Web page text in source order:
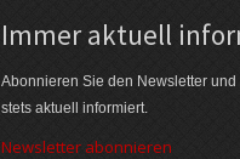
Immer aktuell
Abonnieren Sie den Newsletter und
stets aktuell informiert.
Newsletter abonnieren